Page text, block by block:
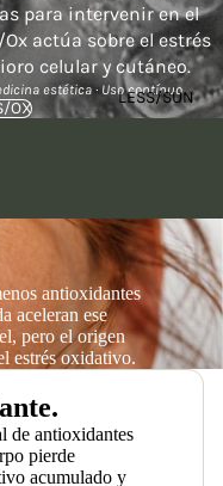
LESS/SUN
para intervenir en el
actúa sobre el estrés
celular y cutáneo.
estética · Uso contínuo
OX
antioxidantes
aceleran ese
pero el origen
estrés oxidativo.
de antioxidantes
pierde
acumulado y